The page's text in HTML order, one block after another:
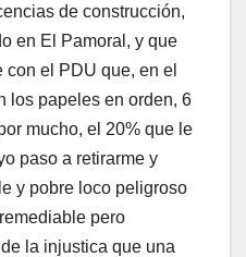
de construcción,
en El Pamoral, y que
el PDU que, en el
los papeles en orden, 6
mucho, el 20% que le
paso a retirarme y
y pobre loco peligroso
pero
la injustica que una